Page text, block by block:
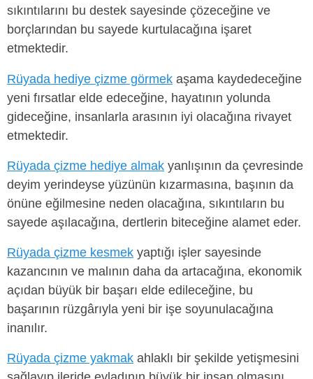
sıkıntılarını bu destek sayesinde çözeceğine ve
borçlarından bu sayede kurtulacağına işaret
etmektedir.
Rüyada hediye çizme görmek aşama kaydedeceğine
yeni fırsatlar elde edeceğine, hayatının yolunda
gideceğine, insanlarla arasının iyi olacağına rivayet
etmektedir.
Rüyada çizme hediye almak yanlışının da çevresinde
deyim yerindeyse yüzünün kızarmasına, başının da
önüne eğilmesine neden olacağına, sıkıntıların bu
sayede aşılacağına, dertlerin biteceğine alamet eder.
Rüyada çizme kesmek yaptığı işler sayesinde
kazancının ve malının daha da artacağına, ekonomik
açıdan büyük bir başarı elde edileceğine, bu
başarının rüzgârıyla yeni bir işe soyunulacağına
inanılır.
Rüyada çizme yakmak ahlaklı bir şekilde yetişmesini